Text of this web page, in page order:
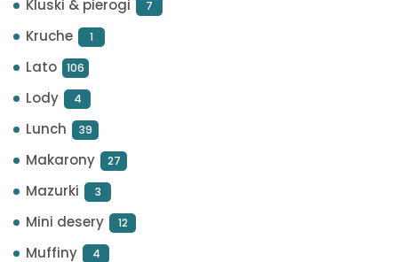
Kluski & pierogi 7
Kruche 1
Lato 106
Lody 4
Lunch 39
Makarony 27
Mazurki 3
Mini desery 12
Muffiny 4